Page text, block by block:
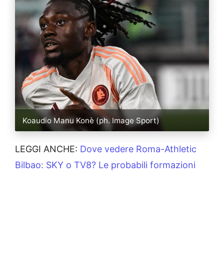
Koaudio Manu Konè (ph. Image Sport)
LEGGI ANCHE: Dove vedere Roma-Athletic
Bilbao: SKY o TV8? Le probabili formazioni